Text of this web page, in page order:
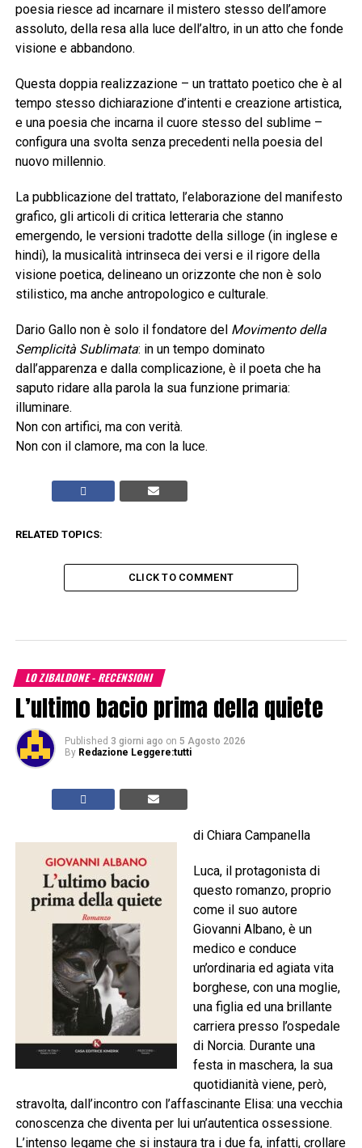
poesia riesce ad incarnare il mistero stesso dell’amore
assoluto, della resa alla luce dell’altro, in un atto che fonde
visione e abbandono.
Questa doppia realizzazione – un trattato poetico che è al
tempo stesso dichiarazione d’intenti e creazione artistica,
e una poesia che incarna il cuore stesso del sublime –
configura una svolta senza precedenti nella poesia del
nuovo millennio.
La pubblicazione del trattato, l’elaborazione del manifesto
grafico, gli articoli di critica letteraria che stanno
emergendo, le versioni tradotte della silloge (in inglese e
hindi), la musicalità intrinseca dei versi e il rigore della
visione poetica, delineano un orizzonte che non è solo
stilistico, ma anche antropologico e culturale.
Dario Gallo non è solo il fondatore del Movimento della
Semplicità Sublimata: in un tempo dominato
dall’apparenza e dalla complicazione, è il poeta che ha
saputo ridare alla parola la sua funzione primaria:
illuminare.
Non con artifici, ma con verità.
Non con il clamore, ma con la luce.
RELATED TOPICS:
CLICK TO COMMENT
LO ZIBALDONE - RECENSIONI
L’ultimo bacio prima della quiete
Published 3 giorni ago on 5 Agosto 2026
By Redazione Leggere:tutti
di Chiara Campanella
Luca, il protagonista di
questo romanzo, proprio
come il suo autore
Giovanni Albano, è un
medico e conduce
un’ordinaria ed agiata vita
borghese, con una moglie,
una figlia ed una brillante
carriera presso l’ospedale
di Norcia. Durante una
festa in maschera, la sua
quotidianità viene, però,
stravolta, dall’incontro con l’affascinante Elisa: una vecchia
conoscenza che diventa per lui un’autentica ossessione.
L’intenso legame che si instaura tra i due fa, infatti, crollare